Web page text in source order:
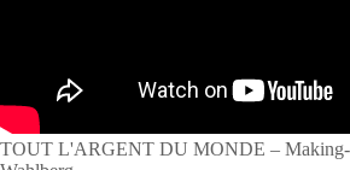
TOUT L'ARGENT DU MONDE –